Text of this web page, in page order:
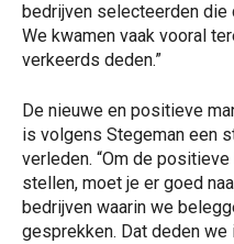
bedrijven selecteerden die
We kwamen vaak vooral
verkeerds deden.”
De nieuwe en positieve
is volgens Stegeman een
verleden. “Om de
stellen, moet je er goed
bedrijven waarin we
gesprekken. Dat deden